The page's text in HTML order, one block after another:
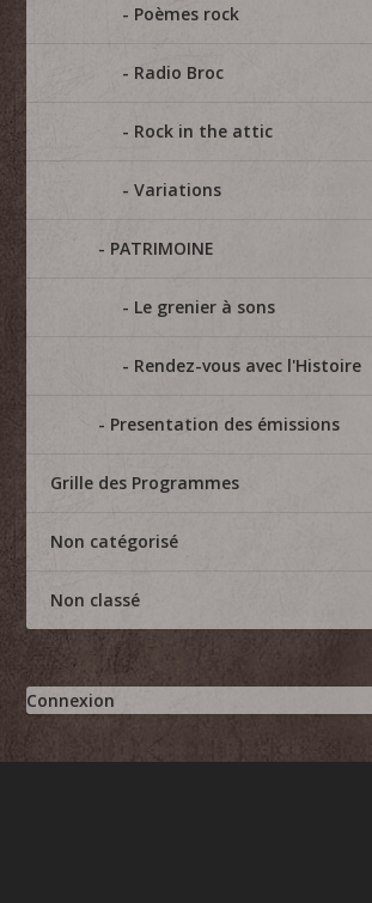
Poèmes rock
Radio Broc
Rock in the attic
Variations
PATRIMOINE
Le grenier à sons
Rendez-vous avec l'Histoire
Presentation des émissions
Grille des Programmes
Non catégorisé
Non classé
Connexion